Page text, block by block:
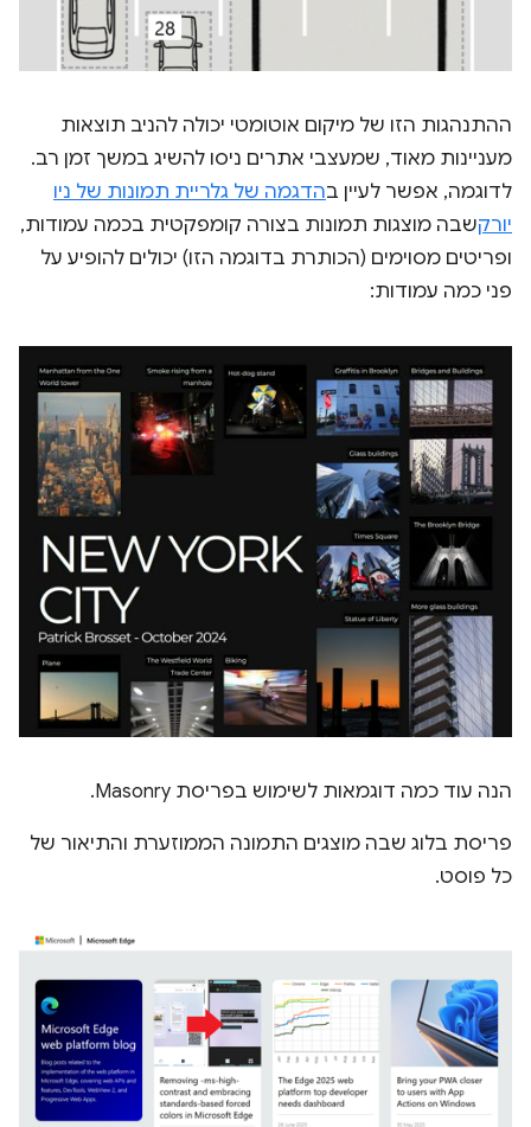
ההתנהגות הזו של מיקום אוטומטי יכולה להניב תוצאות
מעניינות מאוד, שמעצבי אתרים ניסו להשיג במשך זמן רב.
לדוגמה, אפשר לעיין בהדגמה של גלריית תמונות של ניו
יורקשבה מוצגות תמונות בצורה קומפקטית בכמה עמודות,
ופריטים מסוימים (הכותרת בדוגמה הזו) יכולים להופיע על
פני כמה עמודות:
הנה עוד כמה דוגמאות לשימוש בפריסת Masonry.
פריסת בלוג שבה מוצגים התמונה הממוזערת והתיאור של
כל פוסט.